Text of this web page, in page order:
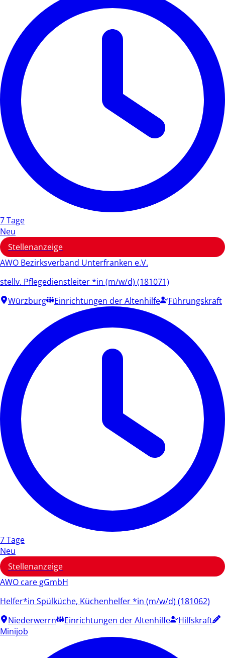
7 Tage
Neu
Stellenanzeige
AWO Bezirksverband Unterfranken e.V.
stellv. Pflegedienstleiter *in (m/w/d) (181071)
Würzburg
Einrichtungen der Altenhilfe Führungskraft
7 Tage
Neu
Stellenanzeige
AWO care gGmbH
Helfer*in Spülküche, Küchenhelfer *in (m/w/d) (181062)
Niederwerrn
Einrichtungen der Altenhilfe
Hilfskraft
Minijob